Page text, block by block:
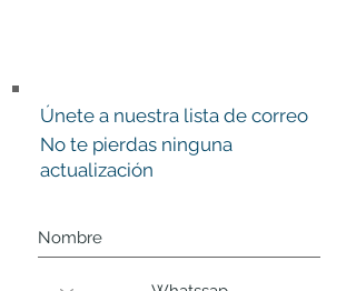
Únete a nuestra lista de correo
No te pierdas ninguna
actualización